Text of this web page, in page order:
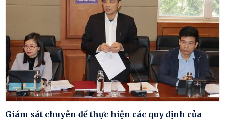
Giám sát chuyên đề thực hiện các quy định của